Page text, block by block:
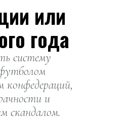
или
года
систему
конфедераций,
и
скандалом.